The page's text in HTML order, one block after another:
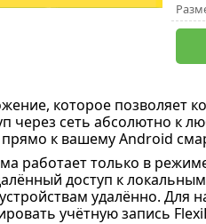
которое позволяет
через сеть абсолютно к
к вашему Android
работает только в
доступ к
удалённо. Для
учётную запись